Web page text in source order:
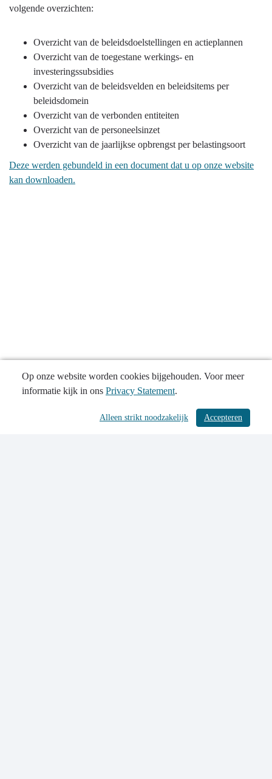
naar
documentatie
documentatie
volgende overzichten:
Overzicht van de beleidsdoelstellingen en actieplannen
Overzicht van de toegestane werkings- en
investeringssubsidies
Overzicht van de beleidsvelden en beleidsitems per
beleidsdomein
Overzicht van de verbonden entiteiten
Overzicht van de personeelsinzet
Overzicht van de jaarlijkse opbrengst per belastingsoort
Deze werden gebundeld in een document dat u op onze website
kan downloaden.
/ 534
Op onze website worden cookies bijgehouden. Voor meer
informatie kijk in ons Privacy Statement.
Accepteren
Alleen strikt noodzakelijk